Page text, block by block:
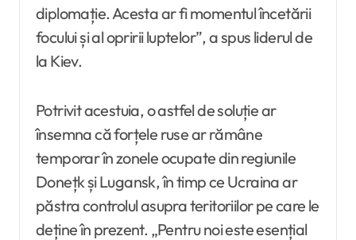
diplomație. Acesta ar fi momentul încetării
focului și al opririi luptelor”, a spus liderul de
la Kiev.
Potrivit acestuia, o astfel de soluție ar
însemna că forțele ruse ar rămâne
temporar în zonele ocupate din regiunile
Donețk și Lugansk, în timp ce Ucraina ar
păstra controlul asupra teritoriilor pe care le
deține în prezent. „Pentru noi este esențial